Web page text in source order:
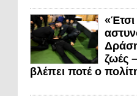
«Έτσι
ζωές
βλέπει ποτέ ο